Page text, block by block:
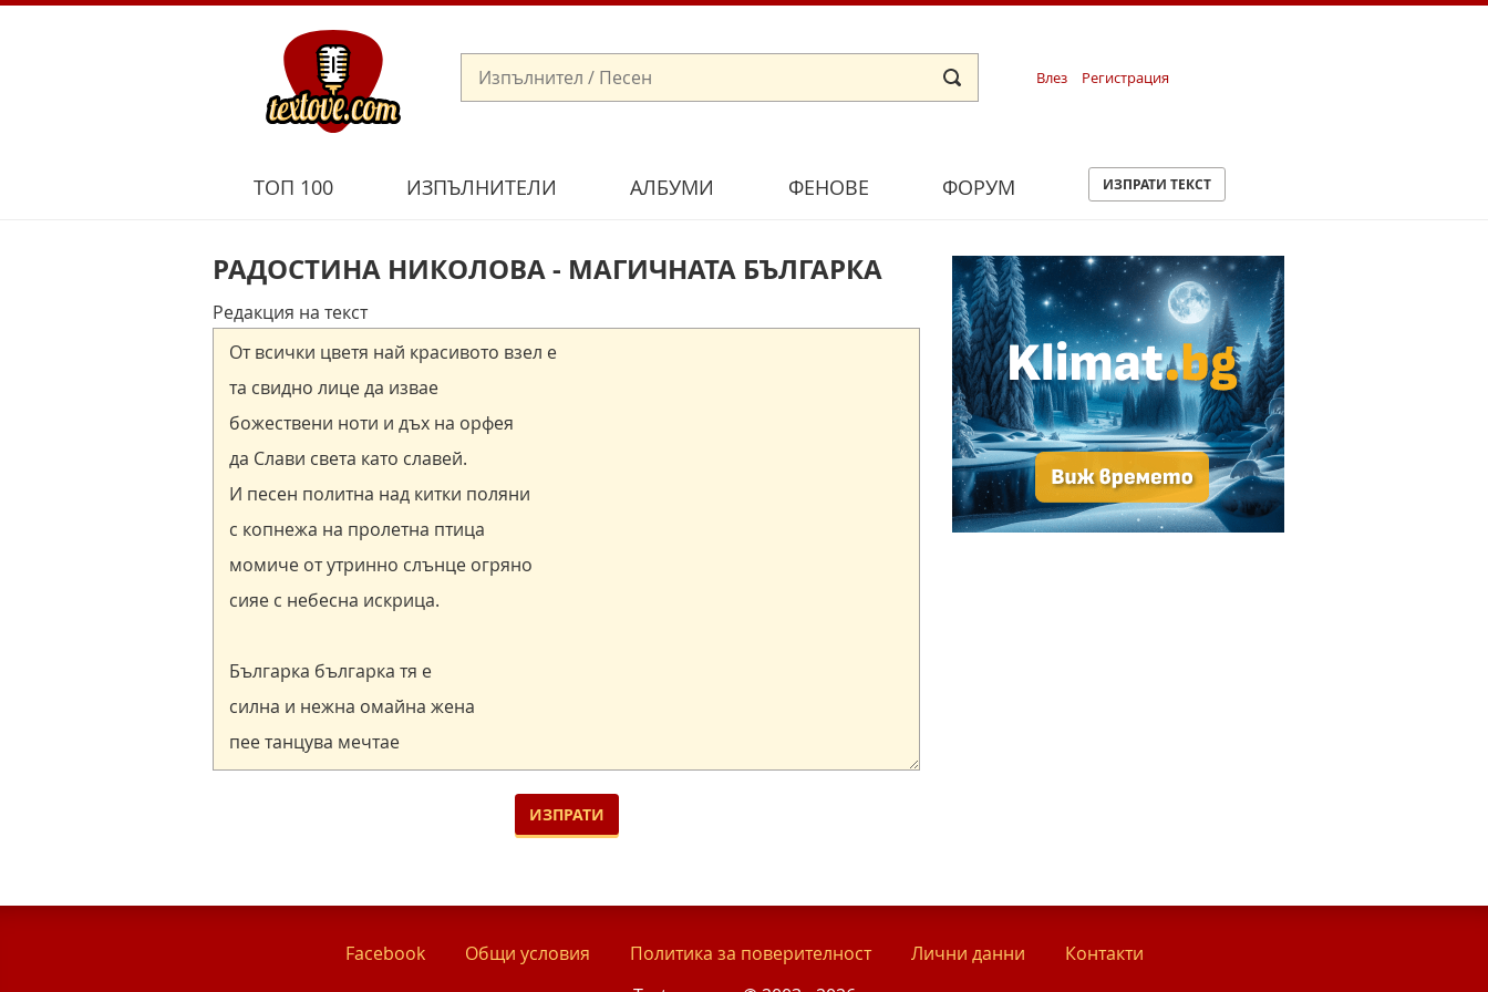
Влез Регистрация
ТОП 100 ИЗПЪЛНИТЕЛИ АЛБУМИ ФЕНОВЕ ФОРУМ ИЗПРАТИ ТЕКСТ
РАДОСТИНА НИКОЛОВА - МАГИЧНАТА БЪЛГАРКА
Редакция на текст
Facebook Общи условия Политика за поверителност Лични данни
Контакти